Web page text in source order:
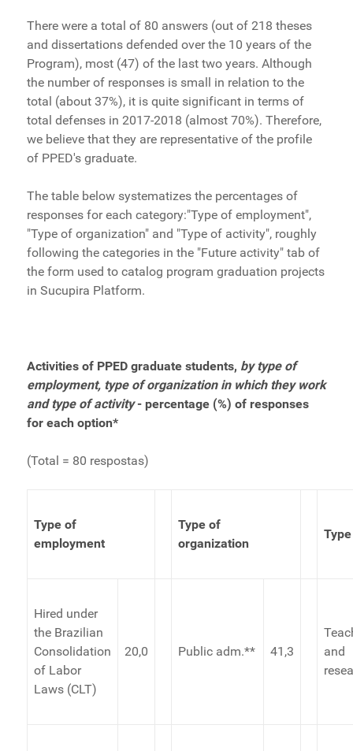
There were a total of 80 answers (out of 218 theses
and dissertations defended over the 10 years of the
Program), most (47) of the last two years. Although
the number of responses is small in relation to the
total (about 37%), it is quite significant in terms of
total defenses in 2017-2018 (almost 70%). Therefore,
we believe that they are representative of the profile
of PPED's graduate.
The table below systematizes the percentages of
responses for each category:"Type of employment",
"Type of organization" and "Type of activity", roughly
following the categories in the "Future activity" tab of
the form used to catalog program graduation projects
in Sucupira Platform.
Activities of PPED graduate students, by type of
employment, type of organization in which they work
and type of activity- percentage (%) of responses
for each option*
(Total = 80 respostas)
Type of
employment
Type of
organization
Hired under
the Brazilian
Consolidation
of Labor
Laws (CLT)
20,0 Public adm.** 41,3
and